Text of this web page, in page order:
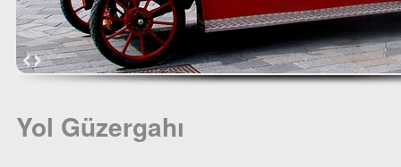
Yol Güzergahı